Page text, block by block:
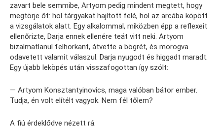
zavart bele semmibe, Artyom pedig mindent megtett, hogy
megtörje őt: hol tárgyakat hajított felé, hol az arcába köpött
a vizsgálatok alatt. Egy alkalommal, miközben épp a reflexeit
ellenőrizte, Darja ennek ellenére teát vitt neki. Artyom
bizalmatlanul felhorkant, átvette a bögrét, és morogva
odavetett valamit válaszul. Darja nyugodt és higgadt maradt.
Egy újabb leköpés után visszafogottan így szólt:
— Artyom Konsztantyinovics, maga valóban bátor ember.
Tudja, én volt elítélt vagyok. Nem fél tőlem?
A fiú érdeklődve nézett rá.